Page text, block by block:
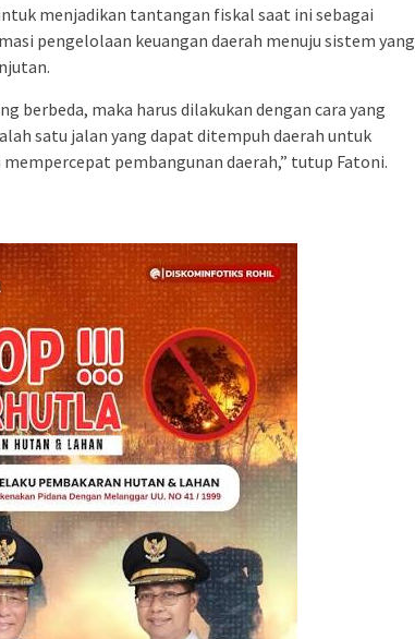
menjadikan tantangan fiskal saat ini sebagai
pengelolaan keuangan daerah menuju sistem yang
berbeda, maka harus dilakukan dengan cara yang
satu jalan yang dapat ditempuh daerah untuk
pembangunan daerah,” tutup Fatoni.